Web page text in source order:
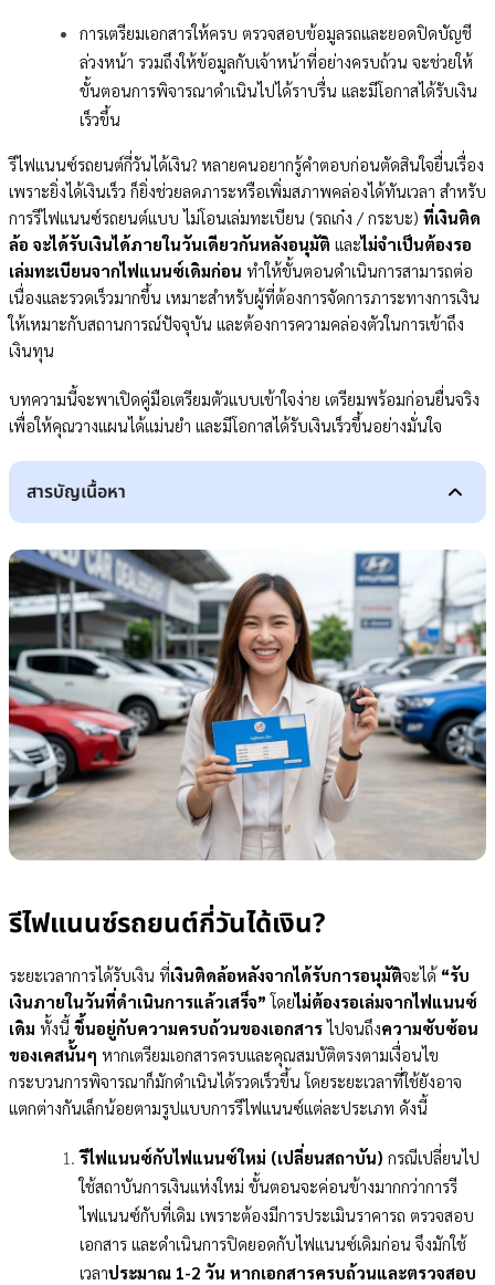
การเตรียมเอกสารให้ครบ ตรวจสอบข้อมูลรถและยอดปิดบัญชี
ล่วงหน้า รวมถึงให้ข้อมูลกับเจ้าหน้าที่อย่างครบถ้วน จะช่วยให้
ขั้นตอนการพิจารณาดำเนินไปได้ราบรื่น และมีโอกาสได้รับเงิน
เร็วขึ้น
รีไฟแนนซ์รถยนต์กี่วันได้เงิน? หลายคนอยากรู้คำตอบก่อนตัดสินใจยื่นเรื่อง
เพราะยิ่งได้เงินเร็ว ก็ยิ่งช่วยลดภาระหรือเพิ่มสภาพคล่องได้ทันเวลา สำหรับ
การรีไฟแนนซ์รถยนต์แบบ ไม่โอนเล่มทะเบียน (รถเก๋ง / กระบะ) ที่เงินติด
ล้อ จะได้รับเงินได้ภายในวันเดียวกันหลังอนุมัติ และไม่จำเป็นต้องรอ
เล่มทะเบียนจากไฟแนนซ์เดิมก่อน ทำให้ขั้นตอนดำเนินการสามารถต่อ
เนื่องและรวดเร็วมากขึ้น เหมาะสำหรับผู้ที่ต้องการจัดการภาระทางการเงิน
ให้เหมาะกับสถานการณ์ปัจจุบัน และต้องการความคล่องตัวในการเข้าถึง
เงินทุน
บทความนี้จะพาเปิดคู่มือเตรียมตัวแบบเข้าใจง่าย เตรียมพร้อมก่อนยื่นจริง
เพื่อให้คุณวางแผนได้แม่นยำ และมีโอกาสได้รับเงินเร็วขึ้นอย่างมั่นใจ
สารบัญเนื้อหา
รีไฟแนนซ์รถยนต์กี่วันได้เงิน?
ขั้นตอนรีไฟแนนซ์รถยนต์ ตั้งแต่ยื่นเรื่องจนได้เงิน
ปัจจัยที่มีผลต่อความเร็วในการอนุมัติสินเชื่อ
ความครบถ้วนและความถูกต้องของเอกสาร
คุณสมบัติของผู้ขอสินเชื่อและประวัติทางการเงิน
ภาระหนี้และความสามารถในการผ่อนชำระ
อายุรถและสภาพรถ
ความรวดเร็วในการออกยอดปิดบัญชีจากไฟแนนซ์เดิม
ขั้นตอนภายในของผู้ให้บริการสินเชื่อแต่ละแห่ง
8 เคล็บลับการรีไฟแนนซ์ให้ได้เงินเร็ว
ข้อควรระวังในการรีไฟแนนซ์
สรุป
คำถามที่พบบ่อยเกี่ยวกับการรีไฟแนนซ์รถยนต์กี่วันได้เงิน (FAQ)
รีไฟแนนซ์รถยนต์ ต้องใช้คนค้ำประกันหรือไม่?
การรีไฟแนนซ์รถยนต์มีค่าใช้จ่ายแฝงอะไรบ้างที่ต้องรู้?
รถผ่อน 20 งวด รีไฟแนนซ์ได้ไหม?
รีไฟแนนซ์รถยนต์กี่วันได้เงิน?
ระยะเวลาการได้รับเงิน ที่เงินติดล้อหลังจากได้รับการอนุมัติจะได้“รับ
เงินภายในวันที่ดำเนินการแล้วเสร็จ”โดยไม่ต้องรอเล่มจากไฟแนนซ์
เดิม ทั้งนี้ ขึ้นอยู่กับความครบถ้วนของเอกสารไปจนถึงความซับซ้อน
ของเคสนั้นๆ หากเตรียมเอกสารครบและคุณสมบัติตรงตามเงื่อนไข
กระบวนการพิจารณาก็มักดำเนินได้รวดเร็วขึ้น โดยระยะเวลาที่ใช้ยังอาจ
แตกต่างกันเล็กน้อยตามรูปแบบการรีไฟแนนซ์แต่ละประเภท ดังนี้
รีไฟแนนซ์กับไฟแนนซ์ใหม่ (เปลี่ยนสถาบัน) กรณีเปลี่ยนไป
ใช้สถาบันการเงินแห่งใหม่ ขั้นตอนจะค่อนข้างมากกว่าการรี
ไฟแนนซ์กับที่เดิม เพราะต้องมีการประเมินราคารถ ตรวจสอบ
เอกสาร และดำเนินการปิดยอดกับไฟแนนซ์เดิมก่อน จึงมักใช้
เวลาประมาณ 1-2 วัน หากเอกสารครบถ้วนและตรวจสอบ